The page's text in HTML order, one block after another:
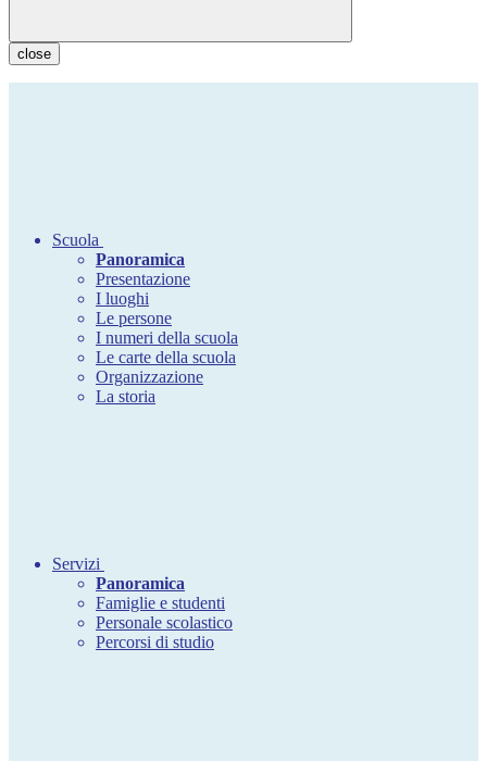
close
Scuola
Panoramica
Presentazione
I luoghi
Le persone
I numeri della scuola
Le carte della scuola
Organizzazione
La storia
Servizi
Panoramica
Famiglie e studenti
Personale scolastico
Percorsi di studio